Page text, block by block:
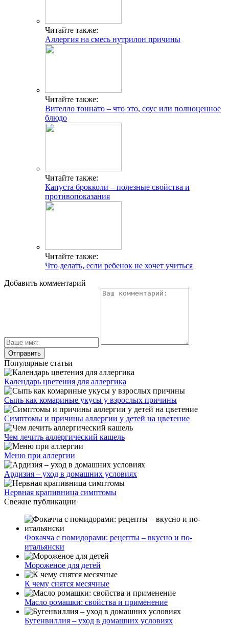
Читайте также:
Аллергия на смесь нутрилон причины
Читайте также:
Вителло тоннато – что это, соус или полноценное
блюдо
Читайте также:
Капуста брокколи – полезные свойства и
противопоказания
Читайте также:
Что делать, если ребенок не хочет учиться
Добавить комментарий
Популярные статьи
Календарь цветения для аллергика
Сыпь как комариные укусы у взрослых причины
Симптомы и причины аллергии у детей на цветение
Чем лечить аллергический кашель
Меню при аллергии
Ардизия – уход в домашних условиях
Нервная крапивница симптомы
Свежие публикации
Фокачча с помидорами: рецепты – вкусно и по-
итальянски
Мороженое для детей
К чему снятся месячные
Масло ромашки: свойства и применение
Бугенвиллия – уход в домашних условиях